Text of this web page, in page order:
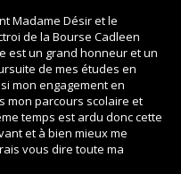
Madame Désir et le
de la Bourse Cadleen
est un grand honneur et un
de mes études en
mon engagement en
mon parcours scolaire et
temps est ardu donc cette
et à bien mieux me
vous dire toute ma